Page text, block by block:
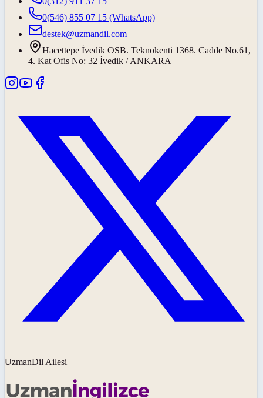
0(546) 855 07 15 (WhatsApp)
destek@uzmandil.com
Hacettepe İvedik OSB. Teknokenti 1368. Cadde No.61,
4. Kat Ofis No: 32 İvedik / ANKARA
UzmanDil Ailesi